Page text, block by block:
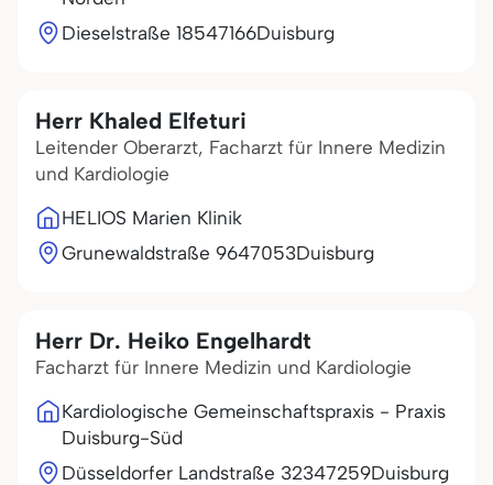
Dieselstraße 18547166Duisburg
Herr Khaled Elfeturi
Leitender Oberarzt, Facharzt für Innere Medizin
und Kardiologie
HELIOS Marien Klinik
Grunewaldstraße 9647053Duisburg
Herr Dr. Heiko Engelhardt
Facharzt für Innere Medizin und Kardiologie
Kardiologische Gemeinschaftspraxis - Praxis
Duisburg-Süd
Düsseldorfer Landstraße 32347259Duisburg